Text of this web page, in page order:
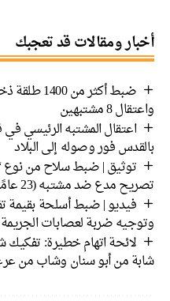
ومقالات قد تعجبك
ضبط أكثر من 1400
مشتبهين
اعتقال المشتبه الرئيسي في
فور وصوله إلى البلاد
توثيق | ضبط سلاح من نوع
مدع ضد مشتبه (23 عامًا) من القدس
فيديو | ضبط أسلحة بقيمة تفوق
ضربة لعصابات الجريمة
لائحة اتهام خطيرة: تفكيك شبكة
من أبو سنان وشاب من عرعرة